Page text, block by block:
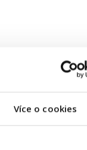
Více o cookies